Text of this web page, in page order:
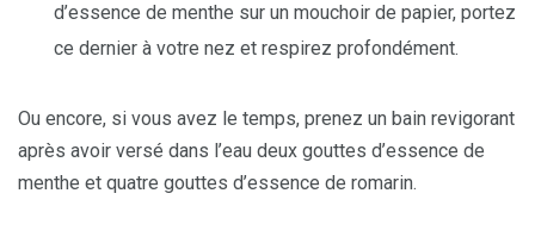
d’essence de menthe sur un mouchoir de papier, portez
ce dernier à votre nez et respirez profondément.
Ou encore, si vous avez le temps, prenez un bain revigorant
après avoir versé dans l’eau deux gouttes d’essence de
menthe et quatre gouttes d’essence de romarin.